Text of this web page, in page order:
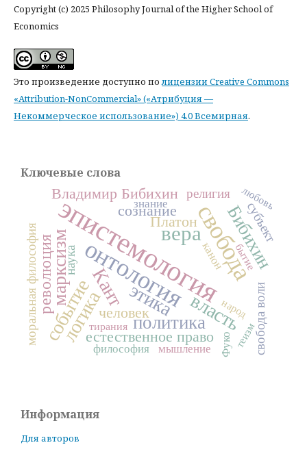
Copyright (c) 2025 Philosophy Journal of the Higher School of
Economics
Это произведение доступно полицензии Creative Commons
«Attribution-NonCommercial» («Атрибуция —
Некоммерческое использование») 4.0 Всемирная.
Ключевые слова
эпистемологиясвобода
онтология
вера
Кант
событие этика власть
марксизм
логика политика
Бибихин
революция человек
сознание
естественное право
Владимир Бибихин
Платон
субъект
наука
религия
моральная философия свобода воли
философия мышление
канон
знание
Фуко
тирания
народ
любовь
теизм
бытие
Информация
Для авторов